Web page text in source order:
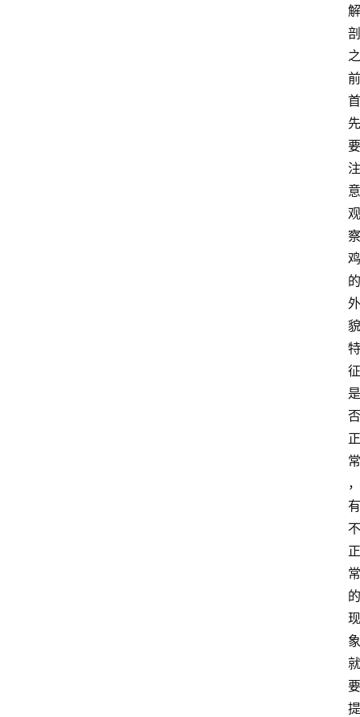
解
剖
之
前
首
先
要
注
意
观
察
鸡
的
外
貌
特
征
是
否
正
常
，
有
不
正
常
的
现
象
就
要
提